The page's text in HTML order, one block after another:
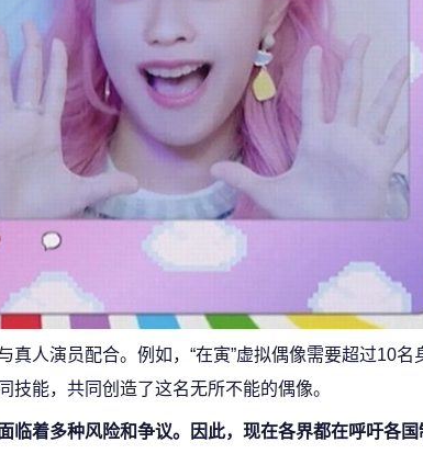
真人演员配合。例如，“在寅”虚拟偶像需要超过10名
能，共同创造了这名无所不能的偶像。
临着多种风险和争议。因此，现在各界都在呼吁各国